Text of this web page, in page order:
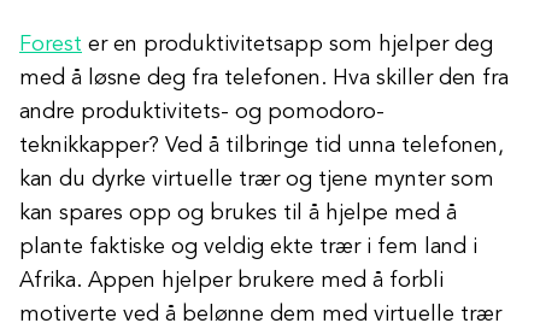
Forest er en produktivitetsapp som hjelper deg
med å løsne deg fra telefonen. Hva skiller den fra
andre produktivitets- og pomodoro-
teknikkapper? Ved å tilbringe tid unna telefonen,
kan du dyrke virtuelle trær og tjene mynter som
kan spares opp og brukes til å hjelpe med å
plante faktiske og veldig ekte trær i fem land i
Afrika. Appen hjelper brukere med å forbli
motiverte ved å belønne dem med virtuelle trær